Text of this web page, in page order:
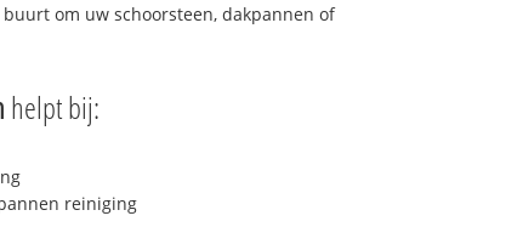
om uw schoorsteen, dakpannen of
helpt bij:
reiniging